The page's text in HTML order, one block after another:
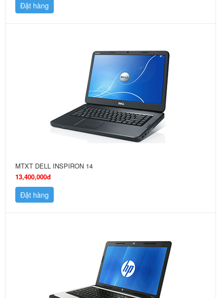
Đặt hàng
MTXT DELL INSPIRON 14
13,400,000đ
Đặt hàng